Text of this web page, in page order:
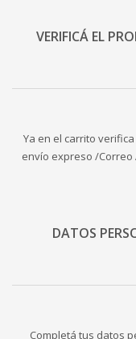
VERIFICÁ EL
Ya en el carrito
envío expreso /Correo
DATOS
Completá tus datos